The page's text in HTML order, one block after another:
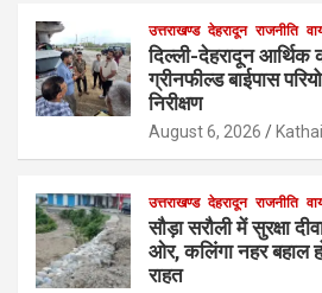
उत्तराखण्ड देहरादून राजनीति
दिल्ली-देहरादून आर्थिक
ग्रीनफील्ड बाईपास
निरीक्षण
August 6, 2026
उत्तराखण्ड देहरादून राजनीति
सौड़ा सरौली में सुरक्षा
ओर, कलिंगा नहर बहाल
राहत